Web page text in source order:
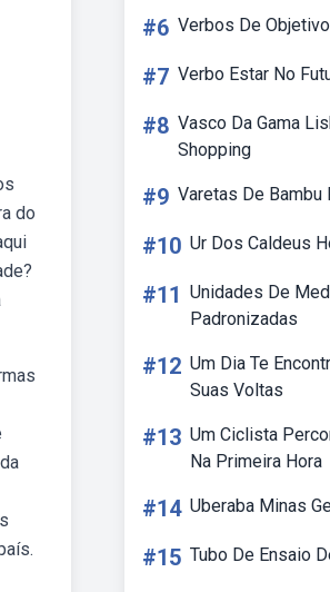
do
#6 Verbos De
#7 Verbo Estar No
#8 Vasco Da Gama
Shopping
#9 Varetas De Bambu
#10 Ur Dos Caldeus
#11 Unidades De
Padronizadas
#12 Um Dia Te
Suas Voltas
#13 Um Ciclista
Na Primeira Hora
#14 Uberaba Minas
#15 Tubo De Ensaio